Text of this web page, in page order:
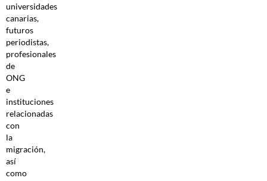
universidades
canarias,
futuros
periodistas,
profesionales
de
ONG
e
instituciones
relacionadas
con
la
migración,
así
como